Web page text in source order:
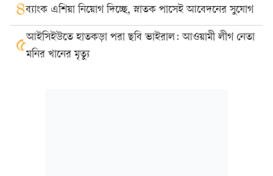
৪ব্যাংক এশিয়া নিয়োগ দিচ্ছে, স্নাতক পাসেই আবেদনের সুযোগ
৫আইসিইউতে হাতকড়া পরা ছবি ভাইরাল: আওয়ামী লীগ নেতা
মনির খানের মৃত্যু